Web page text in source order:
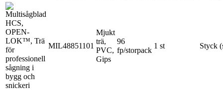
MIL48851101
Mjukt
trä,
PVC,
Gips
96
fp/storpack
1 st Styck